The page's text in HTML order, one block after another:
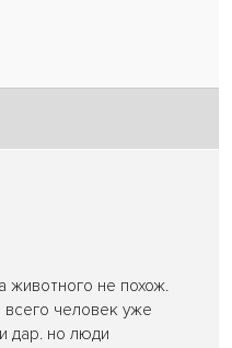
животного не похож.
человек уже
дар. но люди